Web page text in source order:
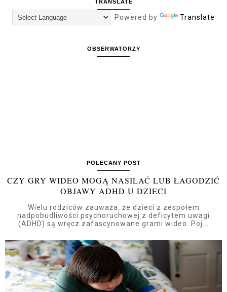
TRANSLATE
Powered by Translate
OBSERWATORZY
POLECANY POST
CZY GRY WIDEO MOGĄ NASILAĆ LUB ŁAGODZIĆ
OBJAWY ADHD U DZIECI
Wielu rodziców zauważa, że dzieci z zespołem
nadpobudliwości psychoruchowej z deficytem uwagi
(ADHD) są wręcz zafascynowane grami wideo. Poj...